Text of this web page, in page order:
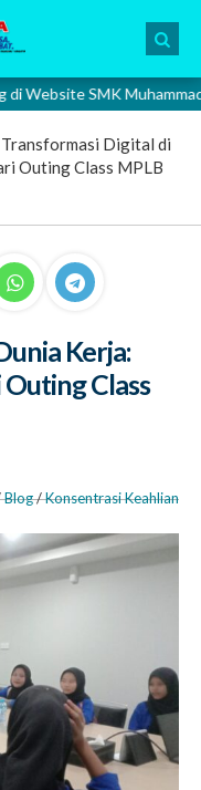
Website SMK
Transformasi Digital di
Outing Class MPLB
Kerja:
Class
Blog/Konsentrasi Keahlian